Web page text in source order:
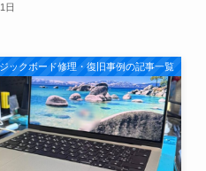
日
ックボード修理・復旧事例の記事一覧